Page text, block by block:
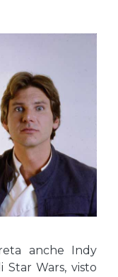
anche Indy
Star Wars, visto